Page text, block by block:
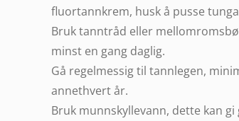
fluortannkrem, husk å pusse
Bruk tanntråd eller
minst en gang daglig.
Gå regelmessig til tannlegen,
annethvert år.
Bruk munnskyllevann, dette kan